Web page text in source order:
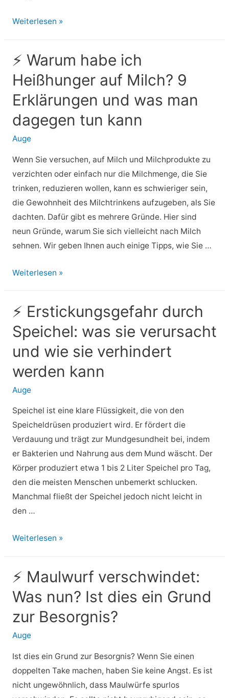
⚡
Zweck,
Vorbereitung
und
Erwartung
Weiterlesen »
⚡ Warum habe ich
Heißhunger auf Milch? 9
Erklärungen und was man
dagegen tun kann
Auge
Wenn Sie versuchen, auf Milch und Milchprodukte zu
verzichten oder einfach nur die Milchmenge, die Sie
trinken, reduzieren wollen, kann es schwieriger sein,
die Gewohnheit des Milchtrinkens aufzugeben, als Sie
dachten. Dafür gibt es mehrere Gründe. Hier sind
neun Gründe, warum Sie sich vielleicht nach Milch
sehnen. Wir geben Ihnen auch einige Tipps, wie Sie …
⚡
ich
Heißhunger
auf
Milch?
9
Erklärungen
was
man
dagegen
tun
kann
Weiterlesen »
⚡ Erstickungsgefahr durch
Speichel: was sie verursacht
und wie sie verhindert
werden kann
Auge
Speichel ist eine klare Flüssigkeit, die von den
Speicheldrüsen produziert wird. Er fördert die
Verdauung und trägt zur Mundgesundheit bei, indem
er Bakterien und Nahrung aus dem Mund wäscht. Der
Körper produziert etwa 1 bis 2 Liter Speichel pro Tag,
den die meisten Menschen unbemerkt schlucken.
Manchmal fließt der Speichel jedoch nicht leicht in
den …
⚡
Speichel:
was
verursacht
und
wie
sie
verhindert
werden
Weiterlesen »
⚡ Maulwurf verschwindet:
Was nun? Ist dies ein Grund
zur Besorgnis?
Auge
Ist dies ein Grund zur Besorgnis? Wenn Sie einen
doppelten Take machen, haben Sie keine Angst. Es ist
nicht ungewöhnlich, dass Maulwürfe spurlos